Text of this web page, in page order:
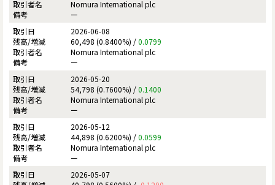
Nomura International plc
ー
2026-06-08
60,498 (0.8400%) /0.0799
Nomura International plc
ー
2026-05-20
54,798 (0.7600%) /0.1400
Nomura International plc
ー
2026-05-12
44,898 (0.6200%) /0.0599
Nomura International plc
ー
2026-05-07